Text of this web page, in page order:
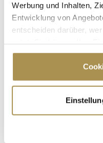
Werbung und Inhalten,
Entwicklung von
entscheiden darüber,
Cookie-Erklärung oder
Trigger Symbol ändern
Informationen
erfassen, welche